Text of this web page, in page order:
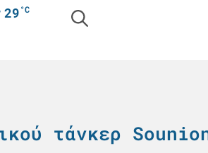
29°C
τάνκερ